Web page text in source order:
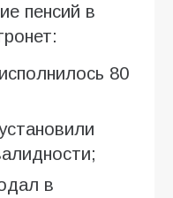
пенсий в
80
в